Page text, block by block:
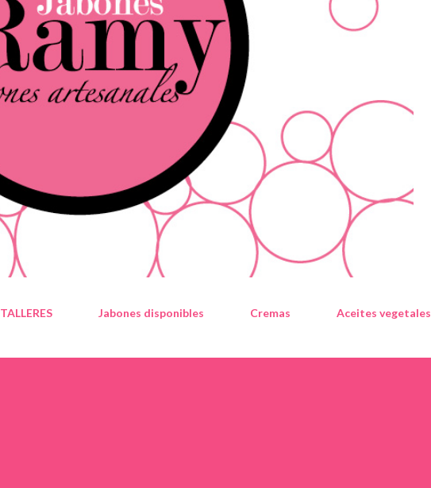
TALLERES Jabones disponibles Cremas Aceites vegetales